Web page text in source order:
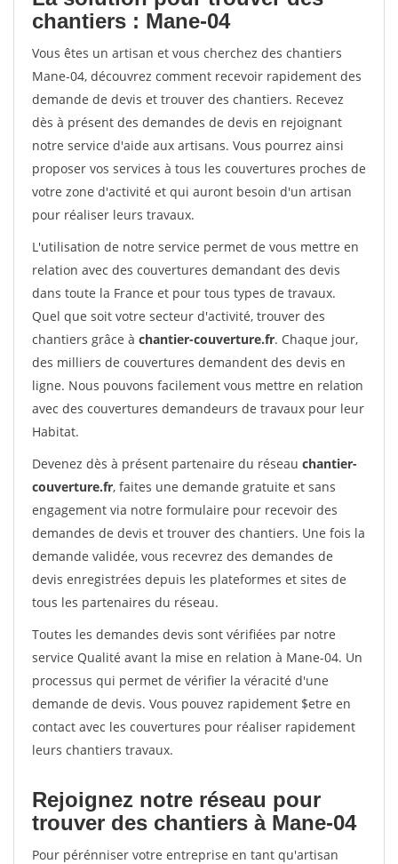
chantiers : Mane-04
Vous êtes un artisan et vous cherchez des chantiers
Mane-04, découvrez comment recevoir rapidement des
demande de devis et trouver des chantiers. Recevez
dès à présent des demandes de devis en rejoignant
notre service d'aide aux artisans. Vous pourrez ainsi
proposer vos services à tous les couvertures proches de
votre zone d'activité et qui auront besoin d'un artisan
pour réaliser leurs travaux.
L'utilisation de notre service permet de vous mettre en
relation avec des couvertures demandant des devis
dans toute la France et pour tous types de travaux.
Quel que soit votre secteur d'activité, trouver des
chantiers grâce à chantier-couverture.fr. Chaque jour,
des milliers de couvertures demandent des devis en
ligne. Nous pouvons facilement vous mettre en relation
avec des couvertures demandeurs de travaux pour leur
Habitat.
Devenez dès à présent partenaire du réseau chantier-
couverture.fr, faites une demande gratuite et sans
engagement via notre formulaire pour recevoir des
demandes de devis et trouver des chantiers. Une fois la
demande validée, vous recevrez des demandes de
devis enregistrées depuis les plateformes et sites de
tous les partenaires du réseau.
Toutes les demandes devis sont vérifiées par notre
service Qualité avant la mise en relation à Mane-04. Un
processus qui permet de vérifier la véracité d'une
demande de devis. Vous pouvez rapidement $etre en
contact avec les couvertures pour réaliser rapidement
leurs chantiers travaux.
Rejoignez notre réseau pour
trouver des chantiers à Mane-04
Pour pérénniser votre entreprise en tant qu'artisan